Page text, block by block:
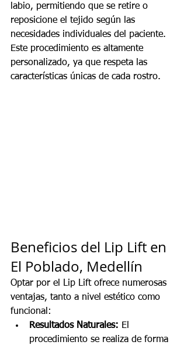
labio, permitiendo que se retire o
reposicione el tejido según las
necesidades individuales del paciente.
Este procedimiento es altamente
personalizado, ya que respeta las
características únicas de cada rostro.
Beneficios del Lip Lift en
El Poblado, Medellín
Optar por el Lip Lift ofrece numerosas
ventajas, tanto a nivel estético como
funcional:
Resultados Naturales: El
procedimiento se realiza de forma